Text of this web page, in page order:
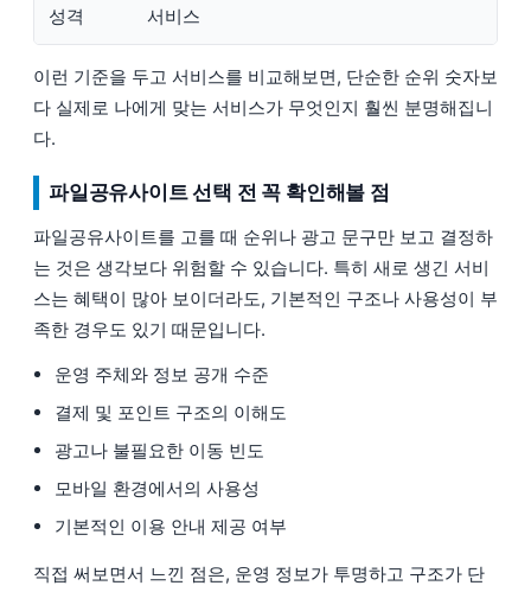
성격
서비스
이런 기준을 두고 서비스를 비교해보면, 단순한 순위 숫자보
다 실제로 나에게 맞는 서비스가 무엇인지 훨씬 분명해집니
다.
파일공유사이트 선택 전 꼭 확인해볼 점
파일공유사이트를 고를 때 순위나 광고 문구만 보고 결정하
는 것은 생각보다 위험할 수 있습니다. 특히 새로 생긴 서비
스는 혜택이 많아 보이더라도, 기본적인 구조나 사용성이 부
족한 경우도 있기 때문입니다.
운영 주체와 정보 공개 수준
결제 및 포인트 구조의 이해도
광고나 불필요한 이동 빈도
모바일 환경에서의 사용성
기본적인 이용 안내 제공 여부
직접 써보면서 느낀 점은, 운영 정보가 투명하고 구조가 단